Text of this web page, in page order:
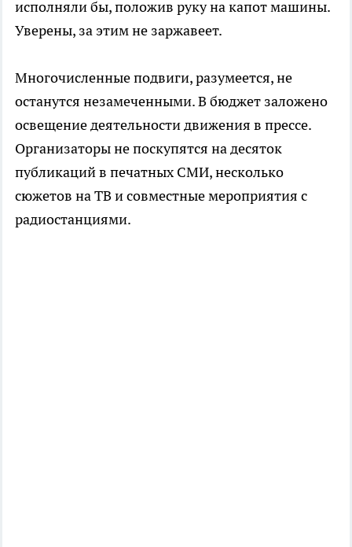
исполняли бы, положив руку на капот машины.
Уверены, за этим не заржавеет.
Многочисленные подвиги, разумеется, не
останутся незамеченными. В бюджет заложено
освещение деятельности движения в прессе.
Организаторы не поскупятся на десяток
публикаций в печатных СМИ, несколько
сюжетов на ТВ и совместные мероприятия с
радиостанциями.